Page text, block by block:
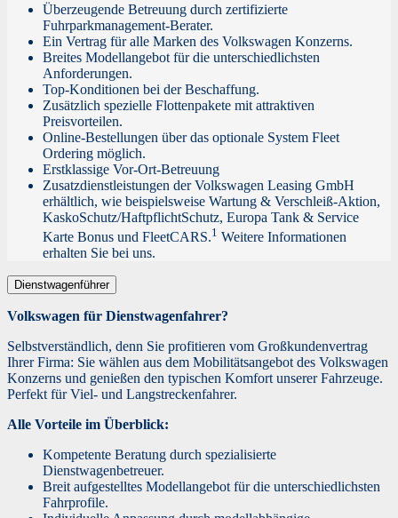
Überzeugende Betreuung durch zertifizierte
Fuhrparkmanagement-Berater.
Ein Vertrag für alle Marken des Volkswagen Konzerns.
Breites Modellangebot für die unterschiedlichsten
Anforderungen.
Top-Konditionen bei der Beschaffung.
Zusätzlich spezielle Flottenpakete mit attraktiven
Preisvorteilen.
Online-Bestellungen über das optionale System Fleet
Ordering möglich.
Erstklassige Vor-Ort-Betreuung
Zusatzdienstleistungen der Volkswagen Leasing GmbH
erhältlich, wie beispielsweise Wartung & Verschleiß-Aktion,
KaskoSchutz/HaftpflichtSchutz, Europa Tank & Service
Karte Bonus und FleetCARS.1 Weitere Informationen
erhalten Sie bei uns.
Dienstwagenführer
Volkswagen für Dienstwagenfahrer?
Selbstverständlich, denn Sie profitieren vom Großkundenvertrag
Ihrer Firma: Sie wählen aus dem Mobilitätsangebot des Volkswagen
Konzerns und genießen den typischen Komfort unserer Fahrzeuge.
Perfekt für Viel- und Langstreckenfahrer.
Alle Vorteile im Überblick:
Kompetente Beratung durch spezialisierte
Dienstwagenbetreuer.
Breit aufgestelltes Modellangebot für die unterschiedlichsten
Fahrprofile.